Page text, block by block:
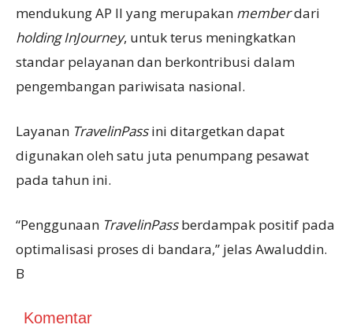
mendukung AP II yang merupakan memberdari
holding InJourney, untuk terus meningkatkan
standar pelayanan dan berkontribusi dalam
pengembangan pariwisata nasional.
Layanan TravelinPassini ditargetkan dapat
digunakan oleh satu juta penumpang pesawat
pada tahun ini.
“Penggunaan TravelinPassberdampak positif pada
optimalisasi proses di bandara,” jelas Awaluddin.
B
Komentar